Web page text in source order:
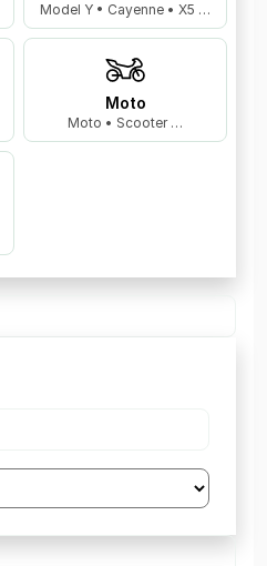
Model Y • Cayenne • X5 …
Moto
Moto • Scooter …